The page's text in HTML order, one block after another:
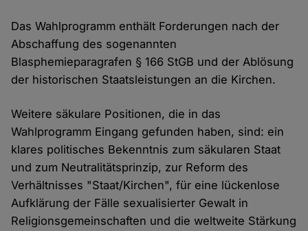
Das Wahlprogramm enthält Forderungen nach der
Abschaffung des sogenannten
Blasphemieparagrafen § 166 StGB und der Ablösung
der historischen Staatsleistungen an die Kirchen.
Weitere säkulare Positionen, die in das
Wahlprogramm Eingang gefunden haben, sind: ein
klares politisches Bekenntnis zum säkularen Staat
und zum Neutralitätsprinzip, zur Reform des
Verhältnisses "Staat/Kirchen", für eine lückenlose
Aufklärung der Fälle sexualisierter Gewalt in
Religionsgemeinschaften und die weltweite Stärkung